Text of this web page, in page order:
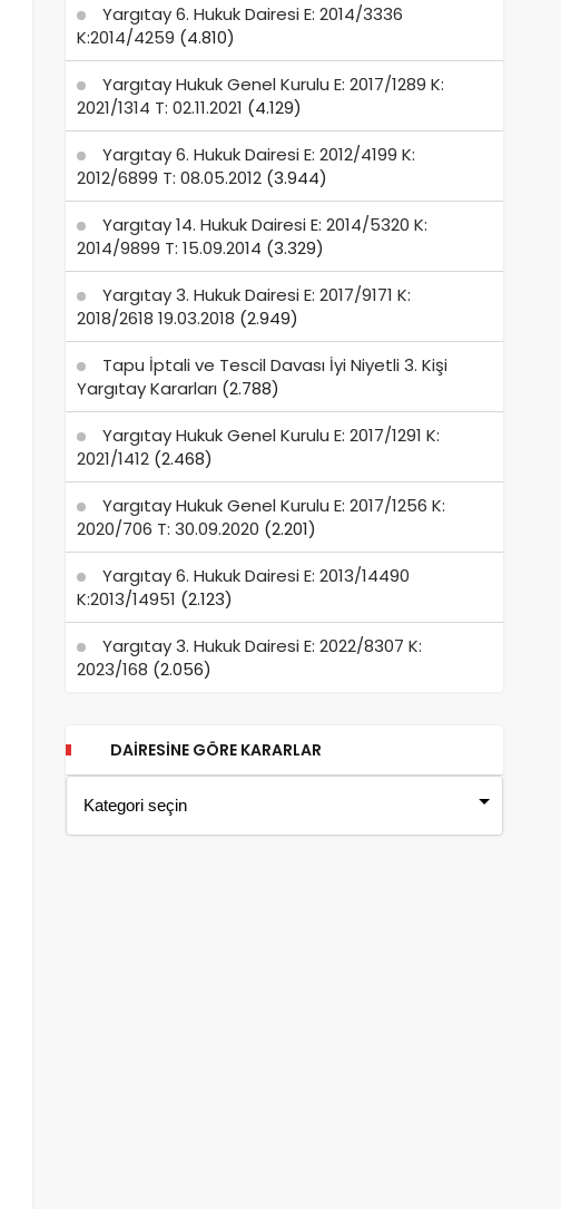
Yargıtay 6. Hukuk Dairesi E: 2014/3336
K:2014/4259 (4.810)
Yargıtay Hukuk Genel Kurulu E: 2017/1289 K:
2021/1314 T: 02.11.2021 (4.129)
Yargıtay 6. Hukuk Dairesi E: 2012/4199 K:
2012/6899 T: 08.05.2012 (3.944)
Yargıtay 14. Hukuk Dairesi E: 2014/5320 K:
2014/9899 T: 15.09.2014 (3.329)
Yargıtay 3. Hukuk Dairesi E: 2017/9171 K:
2018/2618 19.03.2018 (2.949)
Tapu İptali ve Tescil Davası İyi Niyetli 3. Kişi
Yargıtay Kararları (2.788)
Yargıtay Hukuk Genel Kurulu E: 2017/1291 K:
2021/1412 (2.468)
Yargıtay Hukuk Genel Kurulu E: 2017/1256 K:
2020/706 T: 30.09.2020 (2.201)
Yargıtay 6. Hukuk Dairesi E: 2013/14490
K:2013/14951 (2.123)
Yargıtay 3. Hukuk Dairesi E: 2022/8307 K:
2023/168 (2.056)
DAIRESINE GÖRE KARARLAR